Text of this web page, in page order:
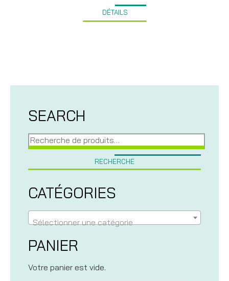
DÉTAILS
SEARCH
Recherche
pour :
RECHERCHE
CATÉGORIES
Sélectionner une catégorie
PANIER
Votre panier est vide.